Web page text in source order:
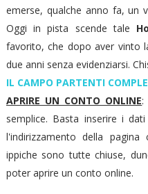
emerse, qualche anno fa, un
Oggi in pista scende tale
favorito, che dopo aver vinto
due anni senza evidenziarsi.
IL CAMPO PARTENTI
APRIRE UN CONTO ONLINE:
semplice. Basta inserire i
l'indirizzamento della
ippiche sono tutte chiuse,
poter aprire un conto online.